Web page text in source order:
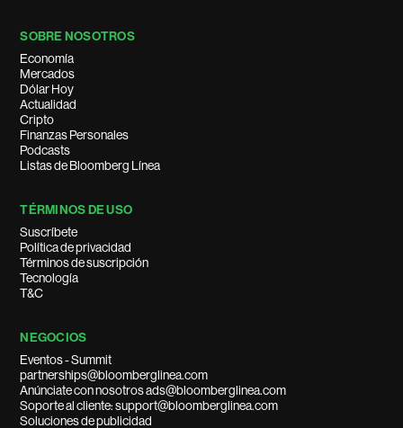
SOBRE NOSOTROS
Economía
Mercados
Dólar Hoy
Actualidad
Cripto
Finanzas Personales
Podcasts
Listas de Bloomberg Línea
TÉRMINOS DE USO
Suscríbete
Política de privacidad
Términos de suscripción
Tecnología
T&C
NEGOCIOS
Eventos - Summit
partnerships@bloomberglinea.com
Anúnciate con nosotros ads@bloomberglinea.com
Soporte al cliente: support@bloomberglinea.com
Soluciones de publicidad